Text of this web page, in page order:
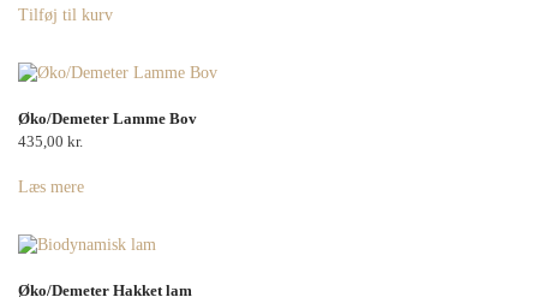
Tilføj til kurv
Øko/Demeter Lamme Bov
435,00 kr.
Læs mere
Øko/Demeter Hakket lam